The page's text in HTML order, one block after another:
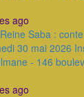
ago
Saba :
30 mai 2026
- 146
ago